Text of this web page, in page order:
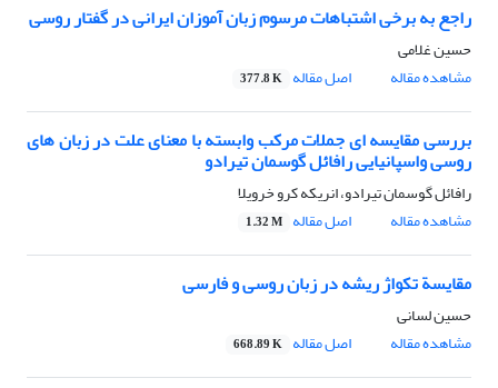
راجع به برخی اشتباهات مرسوم زبان آموزان ایرانی در گفتار روسی
حسین غلامی
مشاهده مقاله
اصل مقاله 377.8 K
بررسی مقایسه ای جملات مرکب وابسته با معنای علت در زبان های
روسی واسپانیایی رافائل گوسمان تیرادو
رافائل گوسمان تیرادو، انریکه کرو خرویلا
مشاهده مقاله
اصل مقاله 1.32 M
مقایسة تکواژ ریشه در زبان روسی و فارسی
حسین لسانی
مشاهده مقاله
اصل مقاله 668.89 K